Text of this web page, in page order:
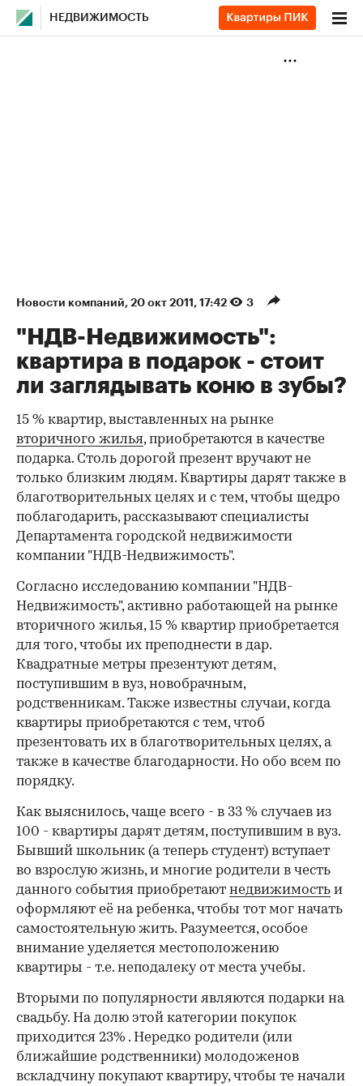
НЕДВИЖИМОСТЬ
Новости компаний⁠, 20 окт 2011, 17:42 3
"НДВ-Недвижимость":
квартира в подарок - стоит
ли заглядывать коню в зубы?
15 % квартир, выставленных на рынке
вторичного жилья, приобретаются в качестве
подарка. Столь дорогой презент вручают не
только близким людям. Квартиры дарят также в
благотворительных целях и с тем, чтобы щедро
поблагодарить, рассказывают специалисты
Департамента городской недвижимости
компании "НДВ-Недвижимость".
Согласно исследованию компании "НДВ-
Недвижимость", активно работающей на рынке
вторичного жилья, 15 % квартир приобретается
для того, чтобы их преподнести в дар.
Квадратные метры презентуют детям,
поступившим в вуз, новобрачным,
родственникам. Также известны случаи, когда
квартиры приобретаются с тем, чтоб
презентовать их в благотворительных целях, а
также в качестве благодарности. Но обо всем по
порядку.
Как выяснилось, чаще всего - в 33 % случаев из
100 - квартиры дарят детям, поступившим в вуз.
Бывший школьник (а теперь студент) вступает
во взрослую жизнь, и многие родители в честь
данного события приобретают недвижимость и
оформляют её на ребенка, чтобы тот мог начать
самостоятельную жить. Разумеется, особое
внимание уделяется местоположению
квартиры - т.е. неподалеку от места учебы.
Вторыми по популярности являются подарки на
свадьбу. На долю этой категории покупок
приходится 23% . Нередко родители (или
ближайшие родственники) молодоженов
вскладчину покупают квартиру, чтобы те начали